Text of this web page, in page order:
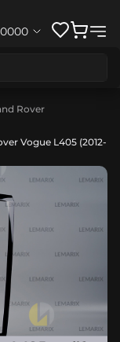
Rover
Vogue L405 (2012-